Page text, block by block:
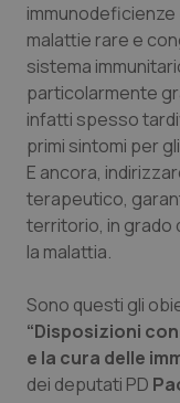
Emilia-
Friuli
Lazio
Liguria
Lombardia
Marche
Molise
Colesterolo
Dermatite
Diabete &
Disturbi
Dolore
Donna &
Epatiti
malattie rare e
sistema
particolarmente
infatti spesso
primi sintomi per
E ancora,
terapeutico,
territorio, in grado
la malattia.
Sono questi gli
“Disposizioni
e la cura delle
dei deputati PD